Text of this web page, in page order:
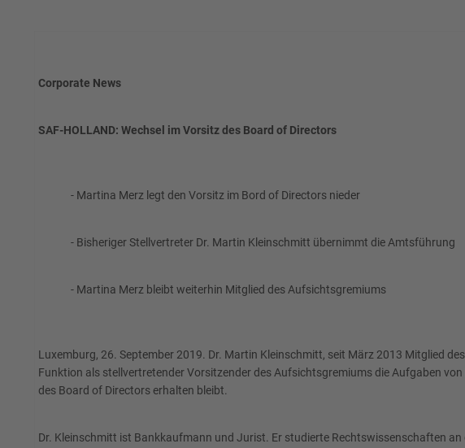
Corporate News
SAF-HOLLAND: Wechsel im Vorsitz des Board of Directors
- Martina Merz legt den Vorsitz im Bord of Directors nieder
- Bisheriger Stellvertreter Dr. Martin Kleinschmitt übernimmt die Amtsführung
- Martina Merz bleibt weiterhin Mitglied des Aufsichtsgremiums
Luxemburg, 26. September 2019. Dr. Martin Kleinschmitt, seit März 2013 Mitglied
Funktion als stellvertretender Vorsitzender des Aufsichtsgremiums die Aufgaben
des Board of Directors erhalten bleibt.
Dr. Kleinschmitt ist Bankkaufmann und Jurist. Er studierte Rechtswissenschaften